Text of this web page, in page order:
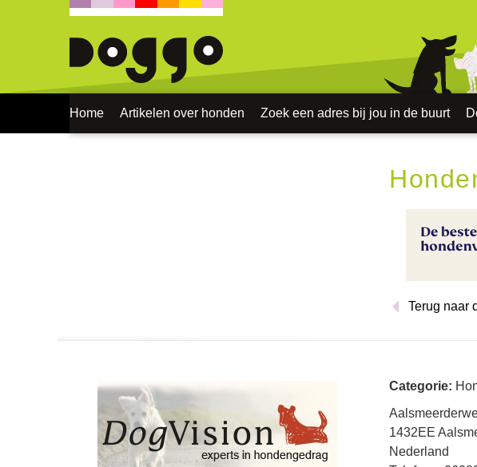
Home Artikelen over honden Zoek een adres bij jou in de buurt
Terug naar
Categorie:
1432EE
Nederland